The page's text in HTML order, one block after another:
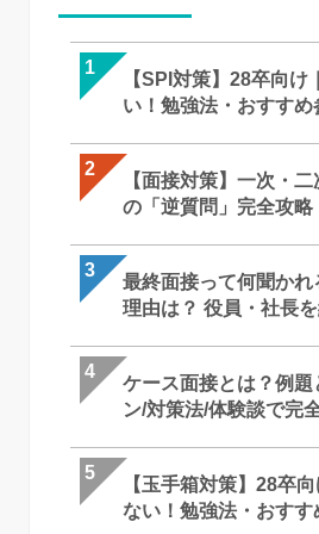
1
【SPI対策】28卒向け
い！勉強法・おすすめ
2
【面接対策】一次・
の「逆質問」完全攻略
底解説｜27卒・28卒向
3
最終面接って何聞かれ
理由は？ 役員・社長
4
ケース面接とは？例題
ン/対策法/体験談で完
5
【玉手箱対策】28卒
ない！勉強法・おすす
1
【SPI対
い！勉強
2
【面接対
の「逆質
3
最終面接
理由は？
4
ケース面
ン/対策法/
5
GAB対策
のコツか
1
【面接対
の「逆質
2
【SPI対
い！勉強
3
ケース面
ン/対策法/
4
最終面接
理由は？
5
苦手な人
か？ ー 回